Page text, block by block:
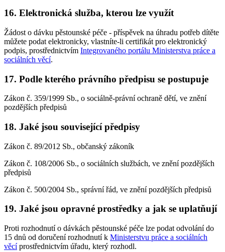
16. Elektronická služba, kterou lze využít
Žádost o dávku pěstounské péče - příspěvek na úhradu potřeb dítěte
můžete podat elektronicky, vlastníte-li certifikát pro elektronický
podpis, prostřednictvím Integrovaného portálu Ministerstva práce a
sociálních věcí.
17. Podle kterého právního předpisu se postupuje
Zákon č. 359/1999 Sb., o sociálně-právní ochraně dětí, ve znění
pozdějších předpisů
18. Jaké jsou související předpisy
Zákon č. 89/2012 Sb., občanský zákoník
Zákon č. 108/2006 Sb., o sociálních službách, ve znění pozdějších
předpisů
Zákon č. 500/2004 Sb., správní řád, ve znění pozdějších předpisů
19. Jaké jsou opravné prostředky a jak se uplatňují
Proti rozhodnutí o dávkách pěstounské péče lze podat odvolání do
15 dnů od doručení rozhodnutí k Ministerstvu práce a sociálních
věcíprostřednictvím úřadu, který rozhodl.